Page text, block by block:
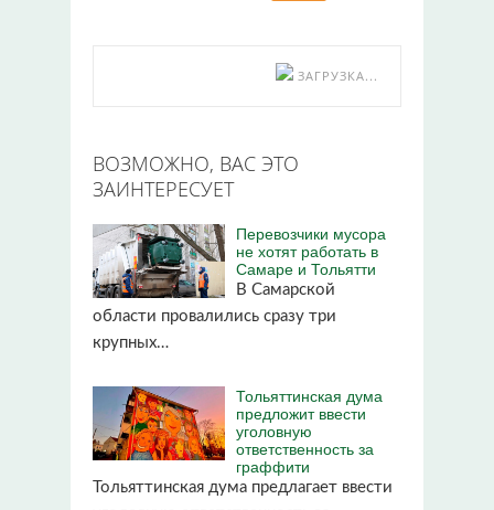
ЗАГРУЗКА...
ВОЗМОЖНО, ВАС ЭТО
ЗАИНТЕРЕСУЕТ
Перевозчики мусора
не хотят работать в
Самаре и Тольятти
В Самарской
области провалились сразу три
крупных…
Тольяттинская дума
предложит ввести
уголовную
ответственность за
граффити
Тольяттинская дума предлагает ввести